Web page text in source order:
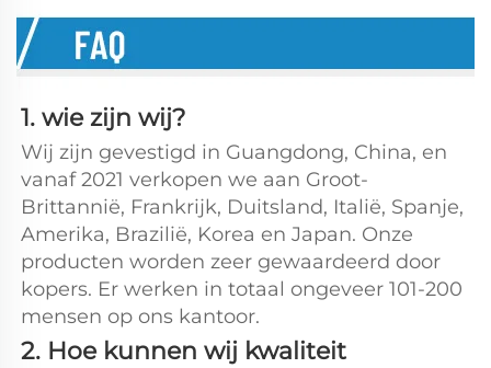
1. wie zijn wij?
Wij zijn gevestigd in Guangdong, China, en
vanaf 2021 verkopen we aan Groot-
Brittannië, Frankrijk, Duitsland, Italië, Spanje,
Amerika, Brazilië, Korea en Japan. Onze
producten worden zeer gewaardeerd door
kopers. Er werken in totaal ongeveer 101-200
mensen op ons kantoor.
2. Hoe kunnen wij kwaliteit